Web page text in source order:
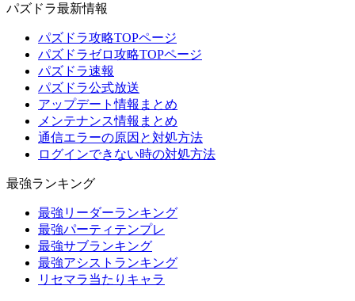
パズドラ最新情報
パズドラ攻略TOPページ
パズドラゼロ攻略TOPページ
パズドラ速報
パズドラ公式放送
アップデート情報まとめ
メンテナンス情報まとめ
通信エラーの原因と対処方法
ログインできない時の対処方法
最強ランキング
最強リーダーランキング
最強パーティテンプレ
最強サブランキング
最強アシストランキング
リセマラ当たりキャラ